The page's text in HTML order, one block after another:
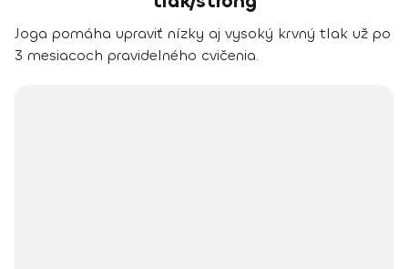
Joga pomáha upraviť nízky aj vysoký krvný tlak už po
3 mesiacoch pravidelného cvičenia.